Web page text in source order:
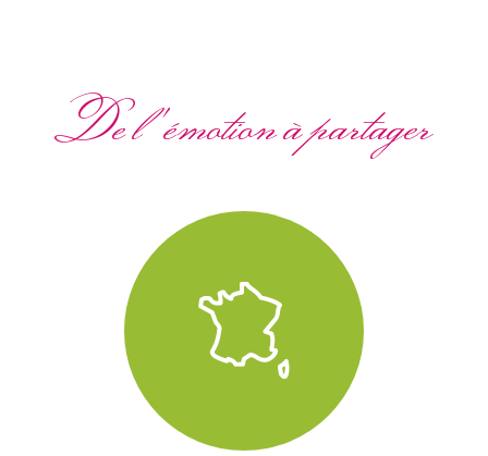
De l'émotion à partager